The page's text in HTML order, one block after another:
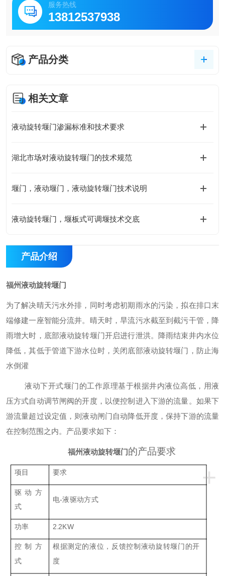
服务热线
13812537938
产品分类
相关文章
液动旋转堰门渗漏标准和技术要求
湖北市场对液动旋转堰门的技术规范
堰门，液动堰门，液动旋转堰门技术说明
液动旋转堰门，堰板式可调堰技术交底
产品介绍
福州液动旋转堰门
为了解决晴天污水外排，同时考虑初期雨水的污染，拟在排口末
端修建一座智能分流井。晴天时，旱流污水截至到截污干管，降
雨增大时， 底部液动旋转堰门开启进行泄洪。降雨结束井内水位
降低，其低于管道下游水位时，关闭底部液动旋转堰门，防止海
水倒灌
液动下开式堰门的工作原理基于根据井内液位高低，用液
压方式自动调节闸阀的开度，以便控制进入下游的流量。如果下
游流量超过设定值，则液动闸门自动降低开度，保持下游的流量
在控制范围之内。产品要求如下：
福州液动旋转堰门的产品要求
+
项目 要求
驱动方
式
电-液驱动方式
功率 2.2KW
控制方
式
根据测定的液位，反馈控制液动旋转堰门的开
度